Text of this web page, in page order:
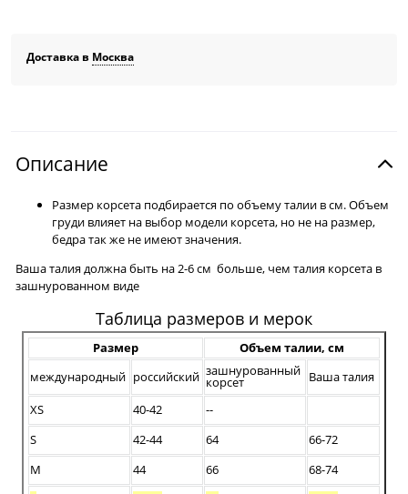
Доставка в Москва
Описание
Размер корсета подбирается по объему талии в см. Объем
груди влияет на выбор модели корсета, но не на размер,
бедра так же не имеют значения.
Ваша талия должна быть на 2-6 см больше, чем талия корсета в
зашнурованном виде
Таблица размеров и мерок
Размер
Объем талии, см
международный российский зашнурованный
корсет
Ваша талия
XS
40-42
--
S
42-44 64
66-72
M
44 66
68-74